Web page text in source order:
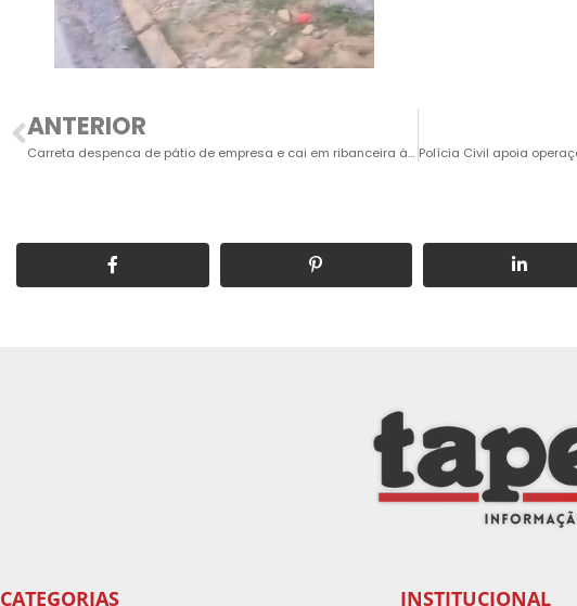
ANTERIOR
Carreta despenca de pátio de empresa e cai em ribanceira às margens da SP-75
CATEGORIAS INSTITUCIONAL